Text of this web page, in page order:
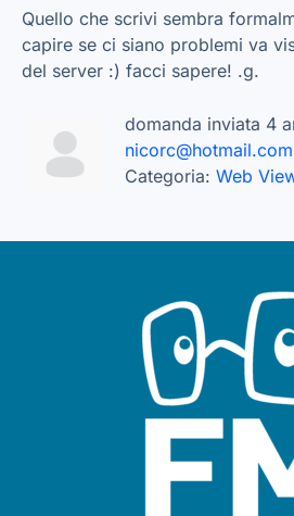
Quello che scrivi sembra
capire se ci siano problemi va
del server :) facci sapere! .g.
domanda inviata 4
nicorc@hotmail.com
Categoria: Web